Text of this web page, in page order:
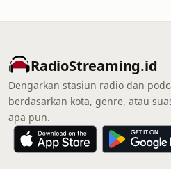
RadioStreaming.id
Dengarkan stasiun radio dan
berdasarkan kota, genre, atau
apa pun.